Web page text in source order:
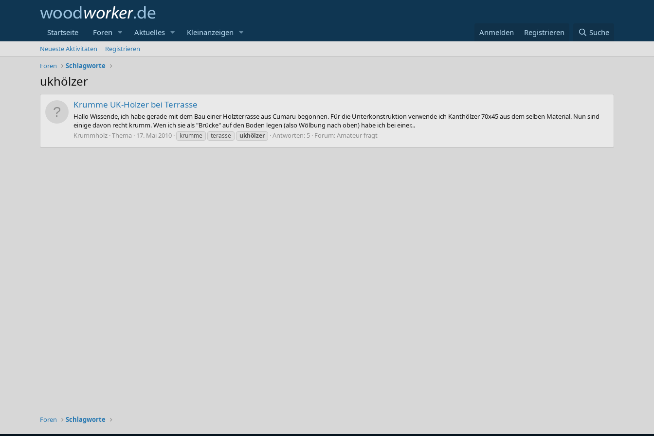
Startseite Foren Aktuelles Kleinanzeigen Anmelden Registrieren Suche
Neueste Aktivitäten
Registrieren
Foren
Schlagworte
ukhölzer
Krumme UK-Hölzer bei Terrasse
Hallo Wissende, ich habe gerade mit dem Bau einer Holzterrasse aus Cumaru begonnen. Für die Unterkonstruktion verwende ich Kanthölzer 70x45 aus dem selben Material. Nun sind
einige davon recht krumm. Wen ich sie als "Brücke" auf den Boden legen (also Wölbung nach oben) habe ich bei einer...
Krummholz Thema 17. Mai 2010 krumme terasse ukhölzer Antworten: 5 Forum:Amateur fragt
Foren Schlagworte